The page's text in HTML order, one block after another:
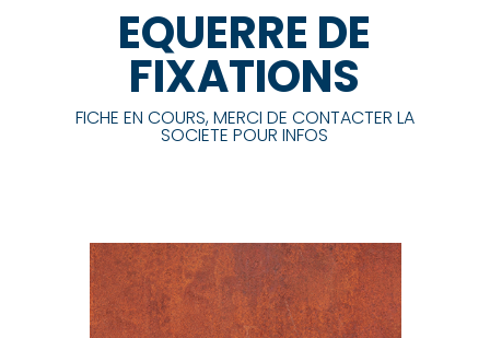
EQUERRE DE
FIXATIONS
FICHE EN COURS, MERCI DE CONTACTER LA
SOCIETE POUR INFOS